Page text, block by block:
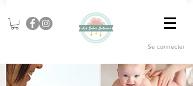
Se connecter